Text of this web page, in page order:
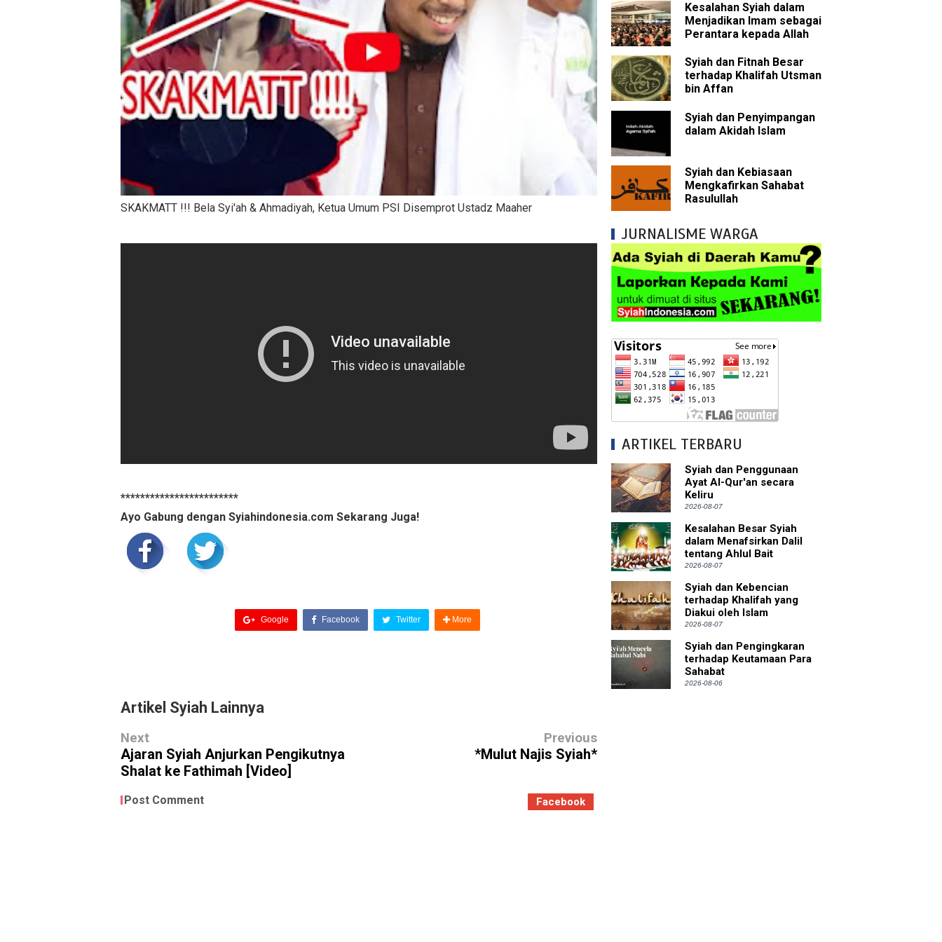
Syiah dan Penyimpangan dalam Akidah Islam
Kesalahan Syiah dalam Menyikapi Khalifah Abu Bakar
Syiah dan Konsep Imamah yang Tidak Masuk Akal dalam Islam
Syiah dan Ketidakkonsistenan dalam Konsep Mahdi
Syiah dan Kedustaan tentang Hak Kekhalifahan
Syiah dan Ketidakbenaran Ajarannya tentang Wilayah Imam
Syiah dan Kedustaan tentang Peristiwa Karbala
Syiah dan Penggunaan Ayat Al-Qur'an secara Keliru
Kesalahan Besar Syiah dalam Menafsirkan Dalil tentang Ahlul Bait
Syiah dan Kebencian terhadap Khalifah yang Diakui oleh Islam
SKAKMATT !!! Bela Syi'ah & Ahmadiyah, Ketua Umum PSI Disemprot Ustadz Maaher
************************
Ayo Gabung dengan Syiahindonesia.com Sekarang Juga!
Google Facebook Twitter More
Artikel Syiah Lainnya
Next
Ajaran Syiah Anjurkan Pengikutnya
Shalat ke Fathimah [Video]
Previous
*Mulut Najis Syiah*
Post Comment Facebook
Kesalahan Syiah dalam
Menjadikan Imam sebagai
Perantara kepada Allah
Syiah dan Fitnah Besar
terhadap Khalifah Utsman
bin Affan
Syiah dan Penyimpangan
dalam Akidah Islam
Syiah dan Kebiasaan
Mengkafirkan Sahabat
Rasulullah
JURNALISME WARGA
ARTIKEL TERBARU
Syiah dan Penggunaan
Ayat Al-Qur'an secara
Keliru
2026-08-07
Kesalahan Besar Syiah
dalam Menafsirkan Dalil
tentang Ahlul Bait
2026-08-07
Syiah dan Kebencian
terhadap Khalifah yang
Diakui oleh Islam
2026-08-07
Syiah dan Pengingkaran
terhadap Keutamaan Para
Sahabat
2026-08-06